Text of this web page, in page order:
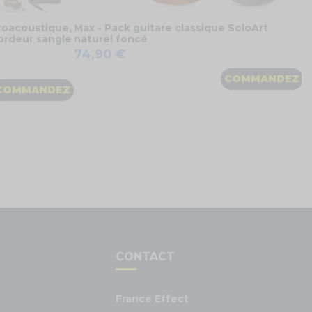
sangle
Max - Pack guitare classique SoloArt
naturel foncé
74,90 €
COMMANDEZ
CONTACT